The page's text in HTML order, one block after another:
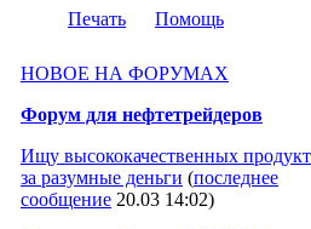
Печать Помощь
НОВОЕ НА ФОРУМАХ
Форум для нефтетрейдеров
Ищу высококачественных продукт
за разумные деньги (последнее
сообщение 20.03 14:02)